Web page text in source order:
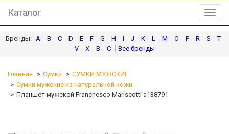
Каталог
A B C D E F G H I J K L M O P R S
T
V
X В С
Главная Сумки
СУМКИ МУЖСКИЕ
Сумки мужские из натуральной кожи
Планшет мужской Franchesco Mariscotti а138791